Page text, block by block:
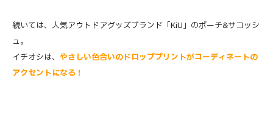
続いては、人気アウトドアグッズブランド「KiU」のポーチ&サコッシ
ュ。
イチオシは、 やさしい色合いのドロッププリントがコーディネートの
アクセントになる！